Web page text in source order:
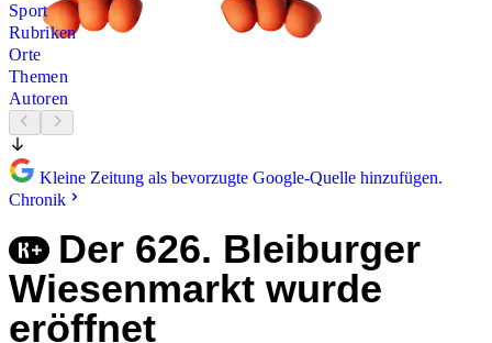
Sport
Rubriken
Orte
Themen
Autoren
Kleine Zeitung als bevorzugte Google-Quelle hinzufügen.
Chronik
Der 626. Bleiburger
Wiesenmarkt wurde
eröffnet